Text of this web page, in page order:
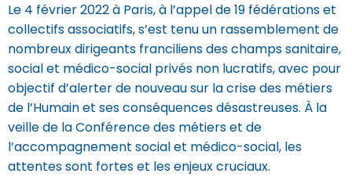
Le 4 février 2022 à Paris, à l’appel de 19 fédérations et
collectifs associatifs, s’est tenu un rassemblement de
nombreux dirigeants franciliens des champs sanitaire,
social et médico-social privés non lucratifs, avec pour
objectif d’alerter de nouveau sur la crise des métiers
de l’Humain et ses conséquences désastreuses. À la
veille de la Conférence des métiers et de
l’accompagnement social et médico-social, les
attentes sont fortes et les enjeux cruciaux.